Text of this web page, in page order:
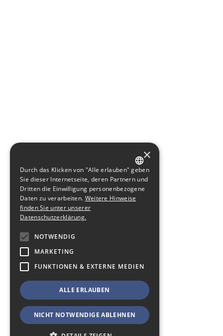
GERMAN
ENGLISH
×
Durch das Klicken von "Alle erlauben" geben
Sie dieser Internetseite, deren Partnern und
Dritten die Einwilligung personenbezogene
Daten zu verarbeiten. Weitere Hinweise
finden Sie unter unserer
Datenschutzerklärung.
NOTWENDIG
MARKETING
FUNKTIONEN & EXTERNE MEDIEN
ALLE ERLAUBEN
NICHT NOTWENDIGE ABLEHNEN